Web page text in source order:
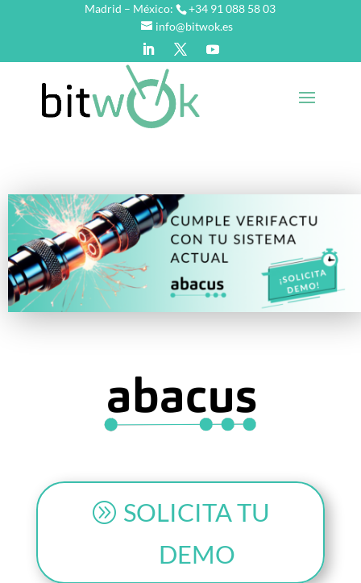
Madrid – México:
+34 91 088 58 03
info@bitwok.es
SOLICITA TU
DEMO